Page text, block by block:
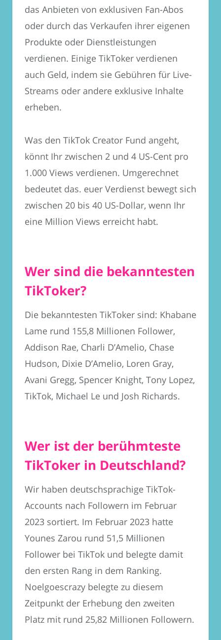
das Anbieten von exklusiven Fan-Abos
oder durch das Verkaufen ihrer eigenen
Produkte oder Dienstleistungen
verdienen. Einige TikToker verdienen
auch Geld, indem sie Gebühren für Live-
Streams oder andere exklusive Inhalte
erheben.
Was den TikTok Creator Fund angeht,
könnt Ihr zwischen 2 und 4 US-Cent pro
1.000 Views verdienen. Umgerechnet
bedeutet das. euer Verdienst bewegt sich
zwischen 20 bis 40 US-Dollar, wenn Ihr
eine Million Views erreicht habt.
Wer sind die bekanntesten
TikToker?
Die bekanntesten TikToker sind: Khabane
Lame rund 155,8 Millionen Follower,
Addison Rae, Charli D’Amelio, Chase
Hudson, Dixie D’Amelio, Loren Gray,
Avani Gregg, Spencer Knight, Tony Lopez,
TikTok, Michael Le und Josh Richards.
Wer ist der berühmteste
TikToker in Deutschland?
Wir haben deutschsprachige TikTok-
Accounts nach Followern im Februar
2023 sortiert. Im Februar 2023 hatte
Younes Zarou rund 51,5 Millionen
Follower bei TikTok und belegte damit
den ersten Rang in dem Ranking.
Noelgoescrazy belegte zu diesem
Zeitpunkt der Erhebung den zweiten
Platz mit rund 25,82 Millionen Followern.